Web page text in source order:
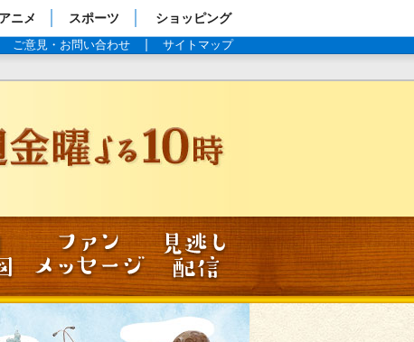
アニメ スポーツ ショッピング
ご意見・お問い合わせ サイトマップ